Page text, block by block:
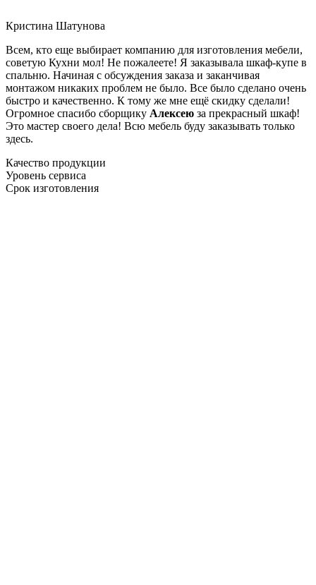
Кристина Шатунова
Всем, кто еще выбирает компанию для изготовления мебели,
советую Кухни мол! Не пожалеете! Я заказывала шкаф-купе в
спальню. Начиная с обсуждения заказа и заканчивая
монтажом никаких проблем не было. Все было сделано очень
быстро и качественно. К тому же мне ещё скидку сделали!
Огромное спасибо сборщику Алексею за прекрасный шкаф!
Это мастер своего дела! Всю мебель буду заказывать только
здесь.
Качество продукции
Уровень сервиса
Срок изготовления